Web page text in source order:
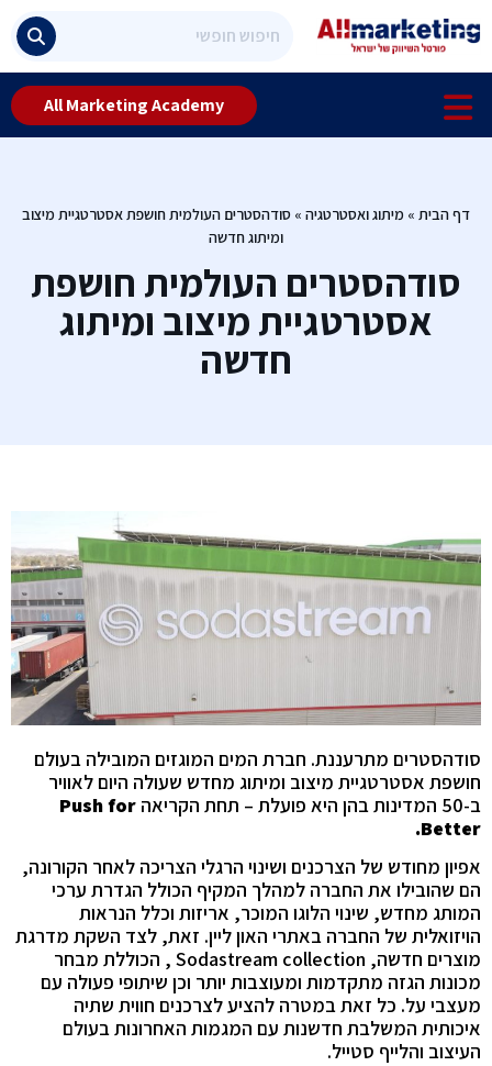
All Marketing Academy
דף הבית » מיתוג ואסטרטגיה » סודהסטרים העולמית חושפת אסטרטגיית מיצוב
ומיתוג חדשה
סודהסטרים העולמית חושפת
אסטרטגיית מיצוב ומיתוג
חדשה
סודהסטרים מתרעננת. חברת המים המוגזים המובילה בעולם
חושפת אסטרטגיית מיצוב ומיתוג מחדש שעולה היום לאוויר
ב-50 המדינות בהן היא פועלת – תחת הקריאה
Push for
Better
.
אפיון מחודש של הצרכנים ושינוי הרגלי הצריכה לאחר הקורונה,
הם שהובילו את החברה למהלך המקיף הכולל הגדרת ערכי
המותג מחדש, שינוי הלוגו המוכר, אריזות וכלל הנראות
הויזואלית של החברה באתרי האון ליין. זאת, לצד השקת מדרגת
מוצרים חדשה, Sodastream collection , הכוללת מבחר
מכונות הגזה מתקדמות ומעוצבות יותר וכן שיתופי פעולה עם
מעצבי על. כל זאת במטרה להציע לצרכנים חווית שתיה
איכותית המשלבת חדשנות עם המגמות האחרונות בעולם
העיצוב והלייף סטייל.